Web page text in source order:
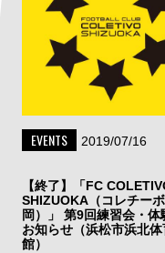
EVENTS 2019/07/16
【終了】「FC
SHIZUOKA（コレチー
岡）」 第9回練習会・体
お知らせ（浜松市浜北体
館）